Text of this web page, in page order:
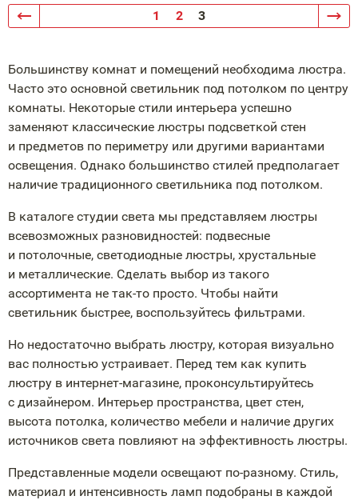
1 2 3
Большинству комнат и помещений необходима люстра.
Часто это основной светильник под потолком по центру
комнаты. Некоторые стили интерьера успешно
заменяют классические люстры подсветкой стен
и предметов по периметру или другими вариантами
освещения. Однако большинство стилей предполагает
наличие традиционного светильника под потолком.
В каталоге студии света мы представляем люстры
всевозможных разновидностей: подвесные
и потолочные, светодиодные люстры, хрустальные
и металлические. Сделать выбор из такого
ассортимента не так-то просто. Чтобы найти
светильник быстрее, воспользуйтесь фильтрами.
Но недостаточно выбрать люстру, которая визуально
вас полностью устраивает. Перед тем как купить
люстру в интернет-магазине, проконсультируйтесь
с дизайнером. Интерьер пространства, цвет стен,
высота потолка, количество мебели и наличие других
источников света повлияют на эффективность люстры.
Представленные модели освещают по-разному. Стиль,
материал и интенсивность ламп подобраны в каждой